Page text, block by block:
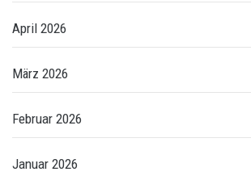
April 2026
März 2026
Februar 2026
Januar 2026